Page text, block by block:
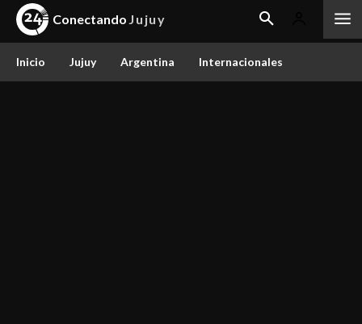
Conectando Jujuy
Inicio Jujuy Argentina Internacionales